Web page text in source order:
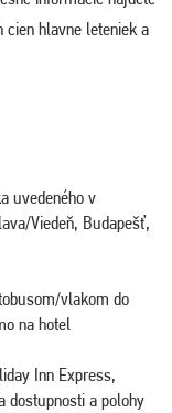
cien hlavne leteniek a
uvedeného v
Viedeň, Budapešť,
vlakom do
na hotel
Inn Express,
dostupnosti a polohy